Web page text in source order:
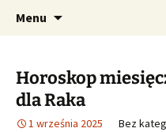
dzienny,
tygodniowy
Profesjonalne
Menu
Horoskop
dla Raka
1 września 2025 Bez